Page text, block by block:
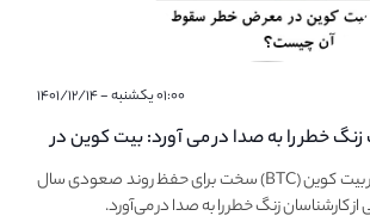
۰۱:۰۰ یکشنبه - ۱۴۰۱/۱۲/۱۴
خطر را به صدا در می آورد: بیت کوین در
است - دلیل آن چیست؟
در حالی که گاوهای نر بیت کوین (BTC) سخت برای حفظ روند صعودی سال
از کارشناسان زنگ خطر را به صدا در می‌آورد.